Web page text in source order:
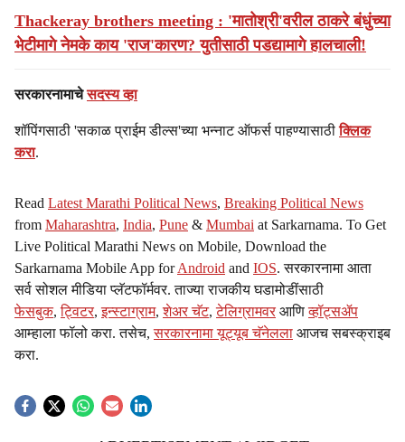
Thackeray brothers meeting : 'मातोश्री'वरील ठाकरे बंधुंच्या
भेटीमागे नेमके काय 'राज'कारण? युतीसाठी पडद्यामागे हालचाली!
सरकारनामाचेसदस्य व्हा
शॉपिंगसाठी 'सकाळ प्राईम डील्स'च्या भन्नाट ऑफर्स पाहण्यासाठीक्लिक
करा.
Read Latest Marathi Political News, Breaking Political News
from Maharashtra, India, Pune & Mumbai at Sarkarnama. To Get
Live Political Marathi News on Mobile, Download the
Sarkarnama Mobile App forAndroid and IOS. सरकारनामा आता
सर्व सोशल मीडिया प्लॅटफॉर्मवर. ताज्या राजकीय घडामोडींसाठी
फेसबुक,ट्विटर,इन्स्टाग्राम,शेअर चॅट,टेलिग्रामवर आणिव्हॉट्सॲप
आम्हाला फॉलो करा. तसेच,सरकारनामा यूट्यूब चॅनेलला आजच सबस्क्राइब
करा.